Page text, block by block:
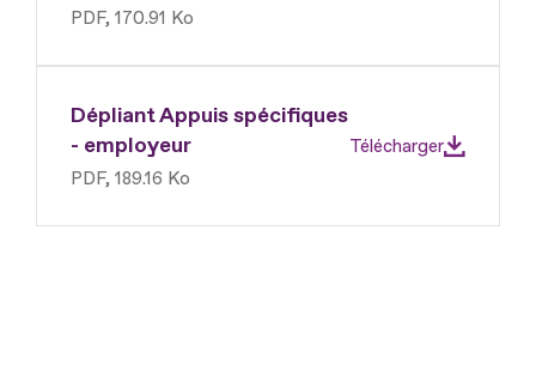
PDF, 170.91 Ko
Dépliant Appuis spécifiques
- employeur
PDF, 189.16 Ko
Télécharger